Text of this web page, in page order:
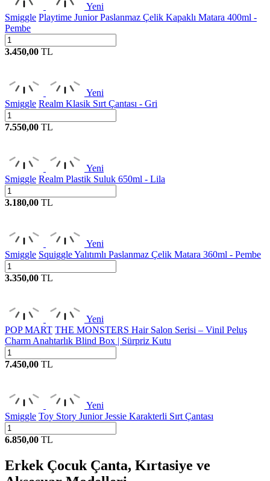
Yeni
Smiggle Playtime Junior Paslanmaz Çelik Kapaklı Matara 400ml -
Pembe
3.450,00 TL
Yeni
Smiggle Realm Klasik Sırt Çantası - Gri
7.550,00 TL
Yeni
Smiggle Realm Plastik Suluk 650ml - Lila
3.180,00 TL
Yeni
Smiggle Squiggle Yalıtımlı Paslanmaz Çelik Matara 360ml - Pembe
3.350,00 TL
Yeni
POP MART THE MONSTERS Hair Salon Serisi – Vinil Peluş
Charm Anahtarlık Blind Box | Sürpriz Kutu
7.450,00 TL
Yeni
Smiggle Toy Story Junior Jessie Karakterli Sırt Çantası
6.850,00 TL
Erkek Çocuk Çanta, Kırtasiye ve